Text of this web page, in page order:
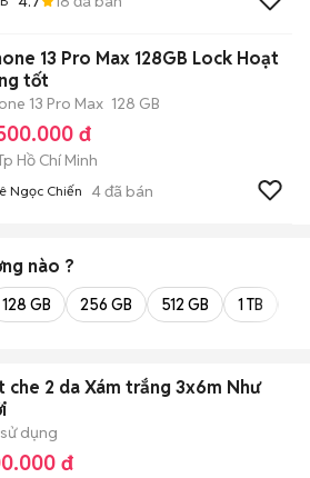
13 Pro Max 128GB Lock Hoạt
tốt
13 Pro Max 128 GB
đ
Hồ Chí Minh
Ngọc Chiến 4đã bán
nào ?
128 GB 256 GB 512 GB 1 TB
che 2 da Xám trắng 3x6m Như
dụng
đ